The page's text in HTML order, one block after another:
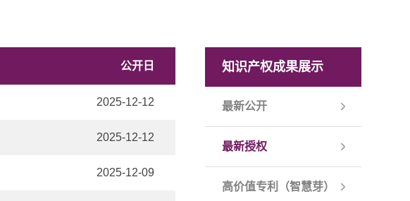
公开日
2025-12-12
2025-12-12
2025-12-09
知识产权成果展示
最新公开
最新授权
高价值专利（智慧芽）